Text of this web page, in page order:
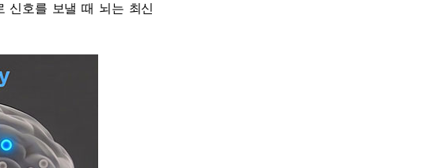
신호를 보낼 때 뇌는 최신